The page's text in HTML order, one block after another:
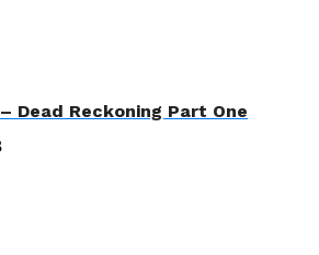
Dead Reckoning Part One